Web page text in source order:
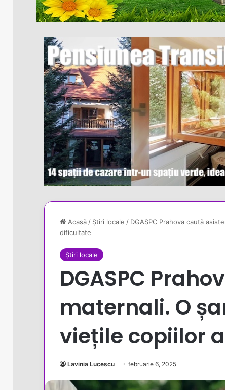
Acasă/ Știri locale / DGASPC Prahova caută
dificultate
Știri locale
DGASPC
maternali. O
viețile copiilor
Lavinia Lucescu februarie 6, 2025